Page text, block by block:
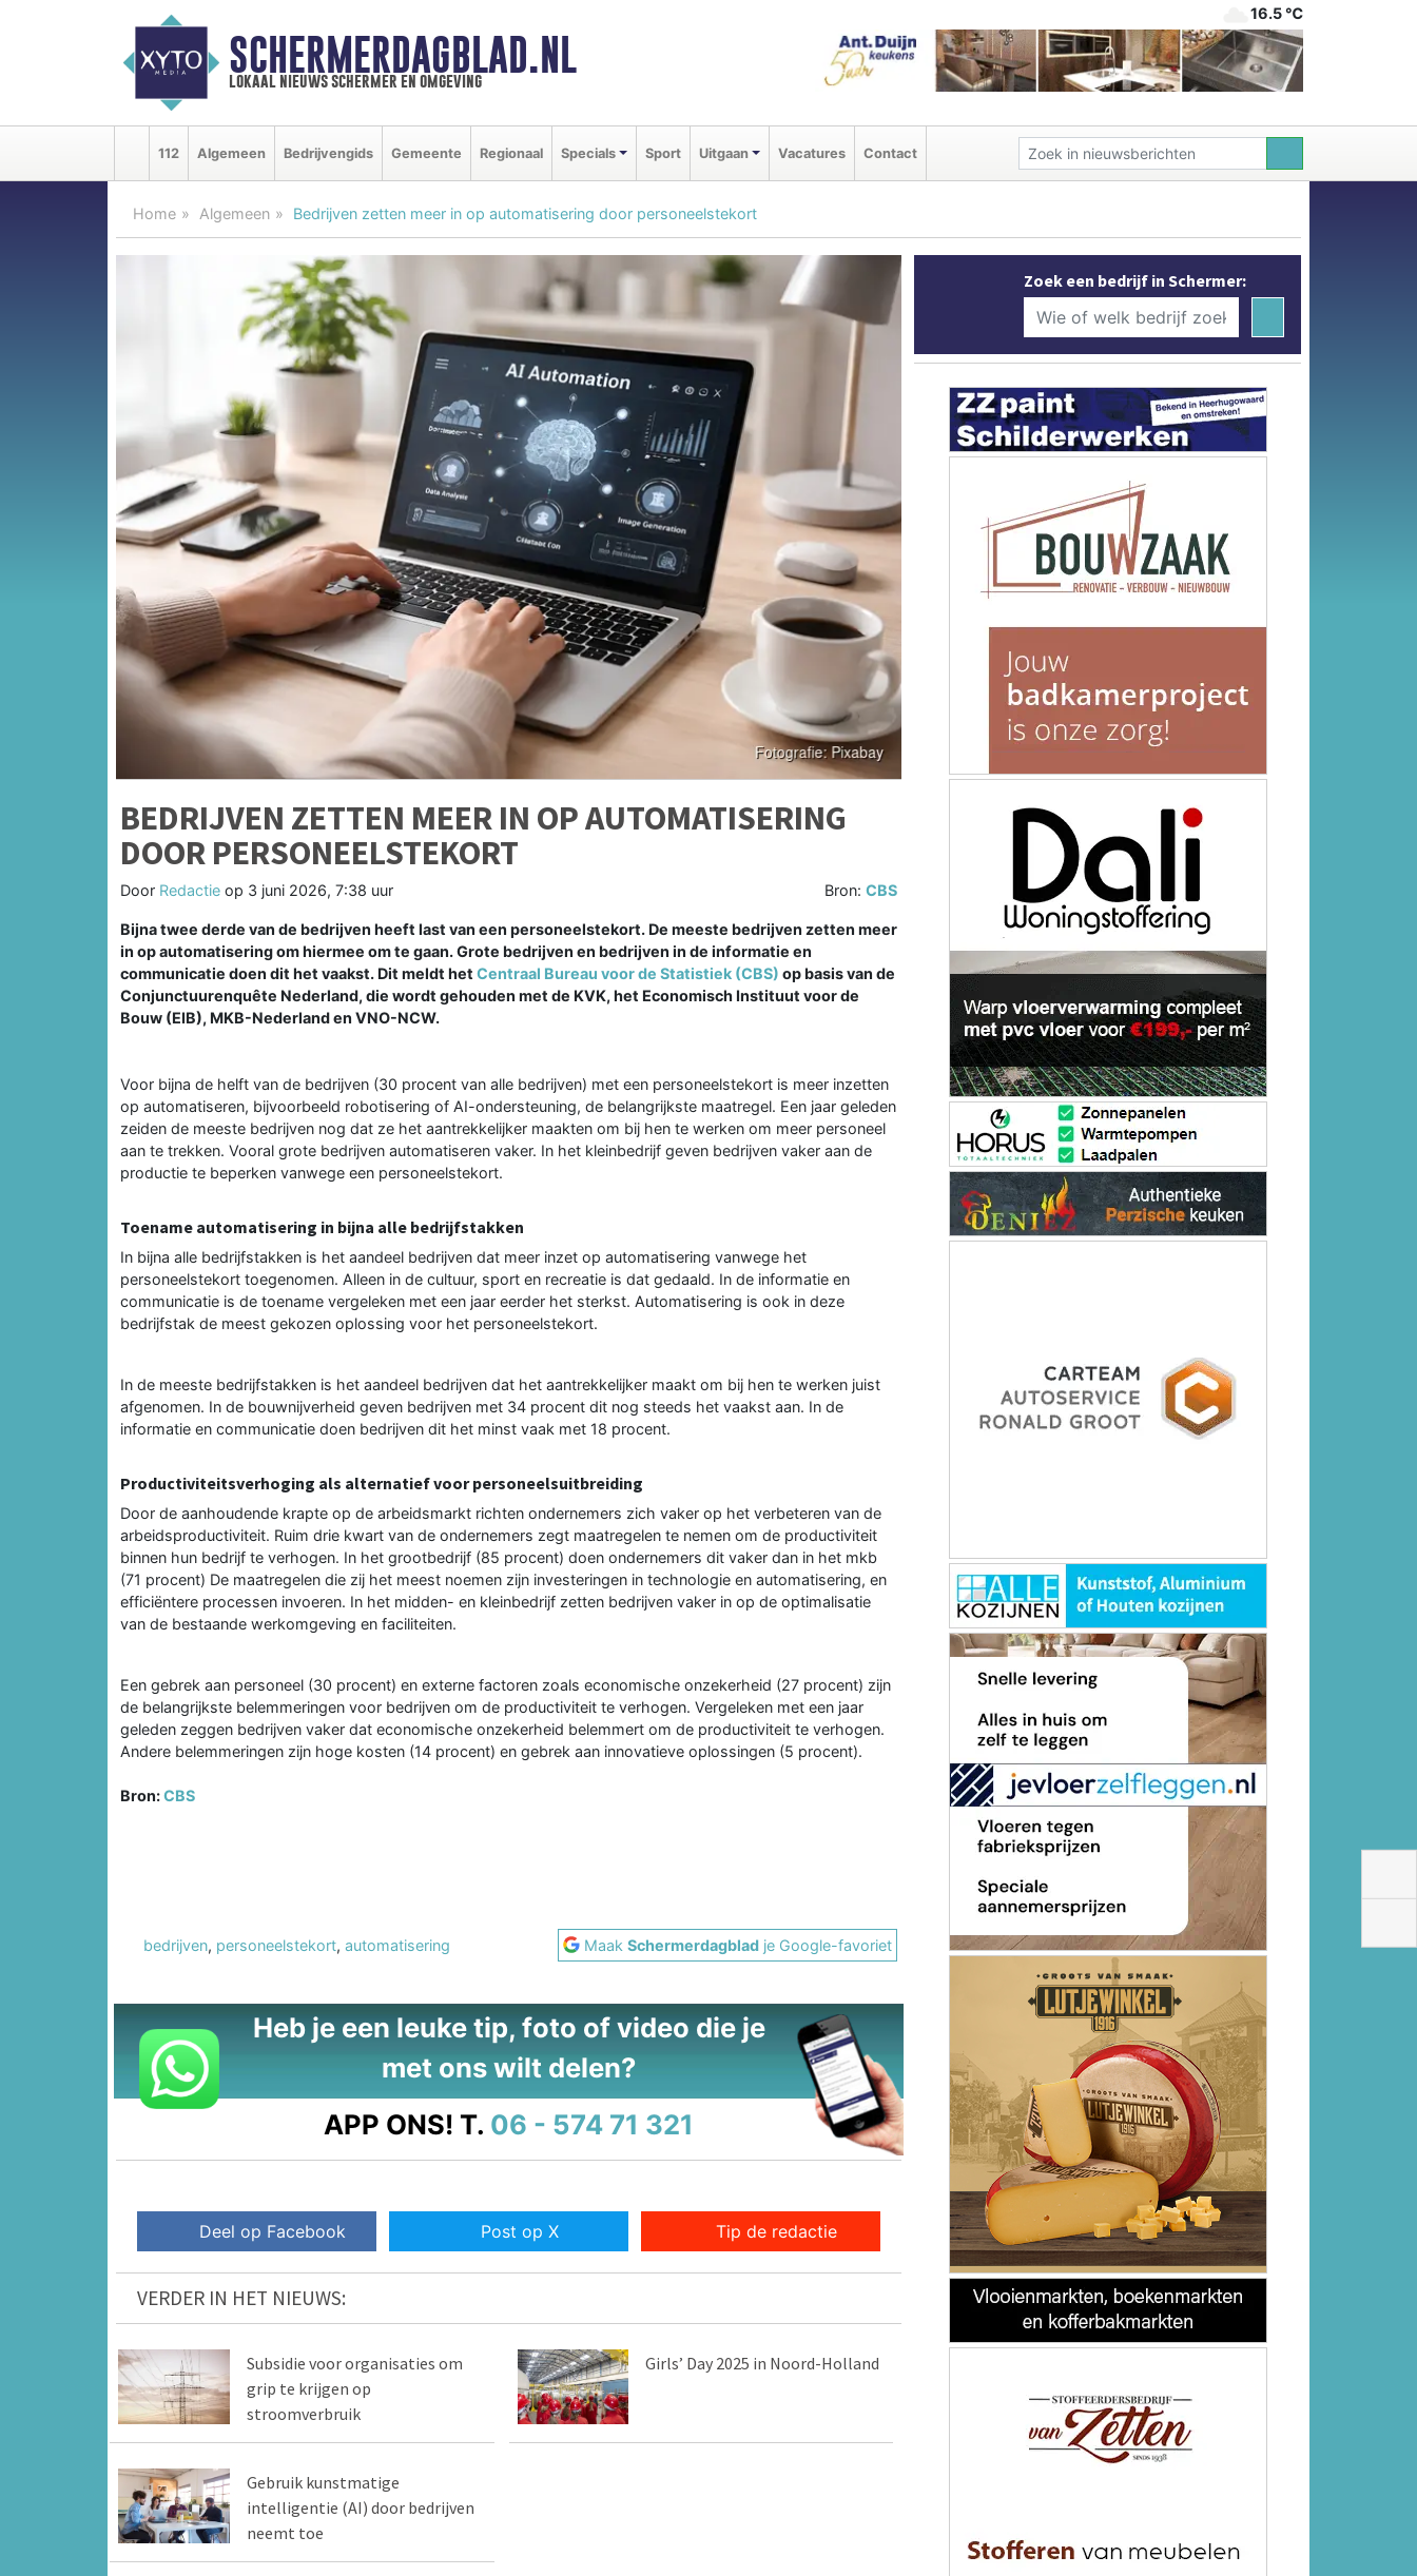
SCHERMERDAGBLAD.NL
lokaal nieuws schermer en omgeving
16.5 ℃
112 Algemeen Bedrijvengids Gemeente Regionaal Specials Sport Uitgaan Vacatures Contact
Home Algemeen Bedrijven zetten meer in op automatisering door personeelstekort
BEDRIJVEN ZETTEN MEER IN OP AUTOMATISERING
DOOR PERSONEELSTEKORT
Door Redactie op 3 juni 2026, 7:38 uur Bron:CBS
Bijna twee derde van de bedrijven heeft last van een personeelstekort. De meeste bedrijven zetten meer
in op automatisering om hiermee om te gaan. Grote bedrijven en bedrijven in de informatie en
communicatie doen dit het vaakst. Dit meldt het Centraal Bureau voor de Statistiek (CBS) op basis van de
Conjunctuurenquête Nederland, die wordt gehouden met de KVK, het Economisch Instituut voor de
Bouw (EIB), MKB-Nederland en VNO-NCW.
Voor bijna de helft van de bedrijven (30 procent van alle bedrijven) met een personeelstekort is meer inzetten
op automatiseren, bijvoorbeeld robotisering of AI-ondersteuning, de belangrijkste maatregel. Een jaar geleden
zeiden de meeste bedrijven nog dat ze het aantrekkelijker maakten om bij hen te werken om meer personeel
aan te trekken. Vooral grote bedrijven automatiseren vaker. In het kleinbedrijf geven bedrijven vaker aan de
productie te beperken vanwege een personeelstekort.
Toename automatisering in bijna alle bedrijfstakken
In bijna alle bedrijfstakken is het aandeel bedrijven dat meer inzet op automatisering vanwege het
personeelstekort toegenomen. Alleen in de cultuur, sport en recreatie is dat gedaald. In de informatie en
communicatie is de toename vergeleken met een jaar eerder het sterkst. Automatisering is ook in deze
bedrijfstak de meest gekozen oplossing voor het personeelstekort.
In de meeste bedrijfstakken is het aandeel bedrijven dat het aantrekkelijker maakt om bij hen te werken juist
afgenomen. In de bouwnijverheid geven bedrijven met 34 procent dit nog steeds het vaakst aan. In de
informatie en communicatie doen bedrijven dit het minst vaak met 18 procent.
Productiviteitsverhoging als alternatief voor personeelsuitbreiding
Door de aanhoudende krapte op de arbeidsmarkt richten ondernemers zich vaker op het verbeteren van de
arbeidsproductiviteit. Ruim drie kwart van de ondernemers zegt maatregelen te nemen om de productiviteit
binnen hun bedrijf te verhogen. In het grootbedrijf (85 procent) doen ondernemers dit vaker dan in het mkb
(71 procent) De maatregelen die zij het meest noemen zijn investeringen in technologie en automatisering, en
efficiëntere processen invoeren. In het midden- en kleinbedrijf zetten bedrijven vaker in op de optimalisatie
van de bestaande werkomgeving en faciliteiten.
Een gebrek aan personeel (30 procent) en externe factoren zoals economische onzekerheid (27 procent) zijn
de belangrijkste belemmeringen voor bedrijven om de productiviteit te verhogen. Vergeleken met een jaar
geleden zeggen bedrijven vaker dat economische onzekerheid belemmert om de productiviteit te verhogen.
Andere belemmeringen zijn hoge kosten (14 procent) en gebrek aan innovatieve oplossingen (5 procent).
Bron:CBS
bedrijven, personeelstekort, automatisering MaakSchermerdagblad je Google-favoriet
Heb je een leuke tip, foto of video die je
met ons wilt delen?
APP ONS! T. 06 - 574 71 321
Deel op Facebook Post op X Tip de redactie
VERDER IN HET NIEUWS:
Subsidie voor organisaties om
grip te krijgen op
stroomverbruik
Girls’ Day 2025 in Noord-Holland
Gebruik kunstmatige
intelligentie (AI) door bedrijven
neemt toe
Zoek een bedrijf in Schermer: